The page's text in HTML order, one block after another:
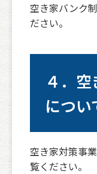
空き家バンク
ださい。
４．
につい
空き家対策事
覧ください。